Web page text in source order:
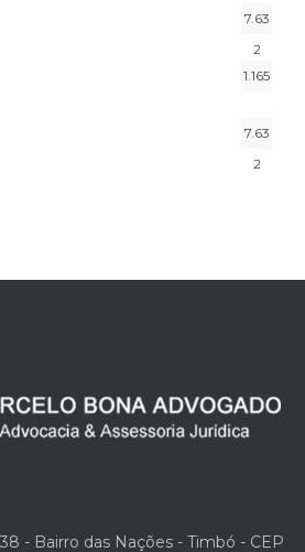
7.63
2
1.165
7.63
2
- Bairro das Nações - Timbó - CEP